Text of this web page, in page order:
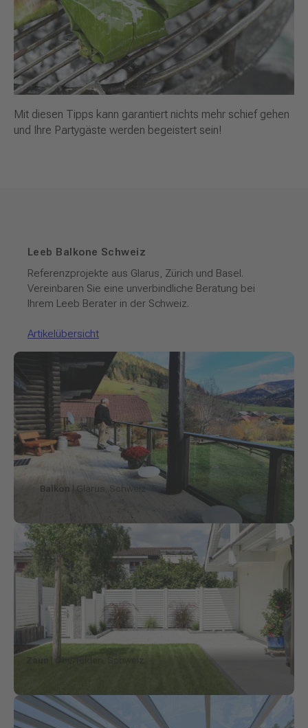
Mit diesen Tipps kann garantiert nichts mehr schief gehen
und Ihre Partygäste werden begeistert sein!
Leeb Balkone Schweiz
Referenzprojekte aus Glarus, Zürich und Basel.
Vereinbaren Sie eine unverbindliche Beratung bei
Ihrem Leeb Berater in der Schweiz.
Artikelübersicht
Balkon | Glarus, Schweiz
Zaun | Oberfelden, Schweiz